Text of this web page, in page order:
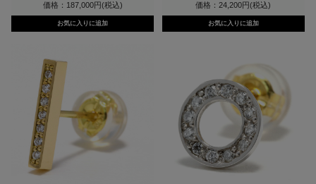
価格：187,000円(税込) 価格：24,200円(税込)